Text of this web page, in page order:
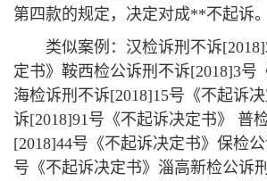
第四款的规定，决定对成**不起诉。
类似案例：汉检诉刑不诉
定书》鞍西检公诉刑不诉[2018]3号
海检诉刑不诉[2018]15号《不起诉
诉[2018]91号《不起诉决定书》 普
[2018]44号《不起诉决定书》保检
号《不起诉决定书》淄高新检公诉